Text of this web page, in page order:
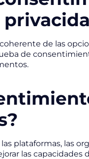
de las
de
plataformas, las
las